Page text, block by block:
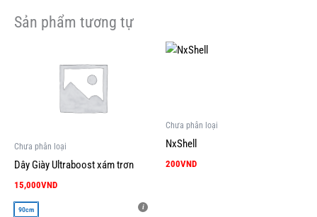
Sản phẩm tương tự
Chưa phân loại
Dây Giày Ultraboost xám trơn
15,000VND
thể.
Các
tùy
chọn
90cm
Chưa phân loại
NxShell
200VND